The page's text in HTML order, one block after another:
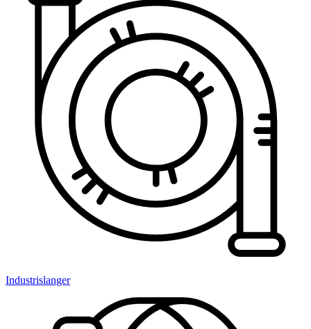
Industrislanger